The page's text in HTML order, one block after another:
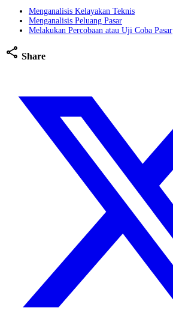
Menganalisis Kelayakan Teknis
Menganalisis Peluang Pasar
Melakukan Percobaan atau Uji Coba Pasar
share Share